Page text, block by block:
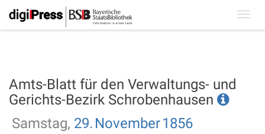
Amts-Blatt für den Verwaltungs- und
Gerichts-Bezirk Schrobenhausen
Samstag, 29. November1856